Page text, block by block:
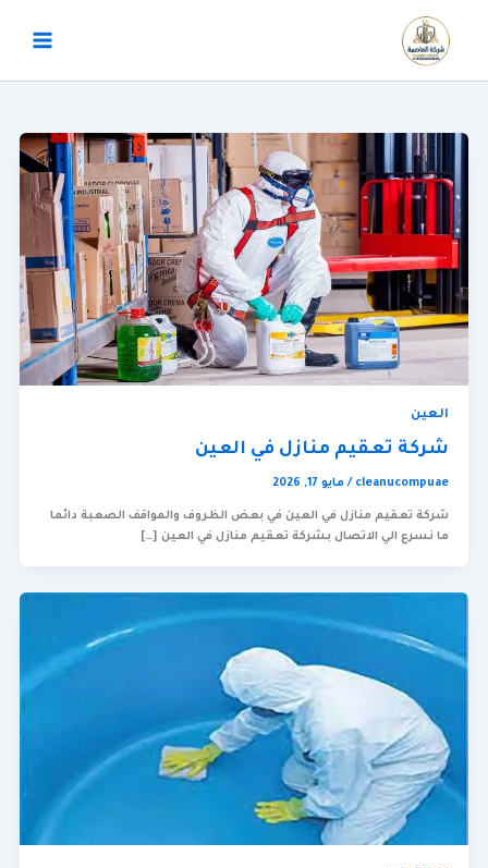
المحتوى
العين
شركة تعقيم منازل في العين
cleanucompuae
/ مايو 17, 2026
شركة تعقيم منازل في العين في بعض الظروف والمواقف الصعبة دائما
ما نسرع الي الاتصال بشركة تعقيم منازل في العين […]